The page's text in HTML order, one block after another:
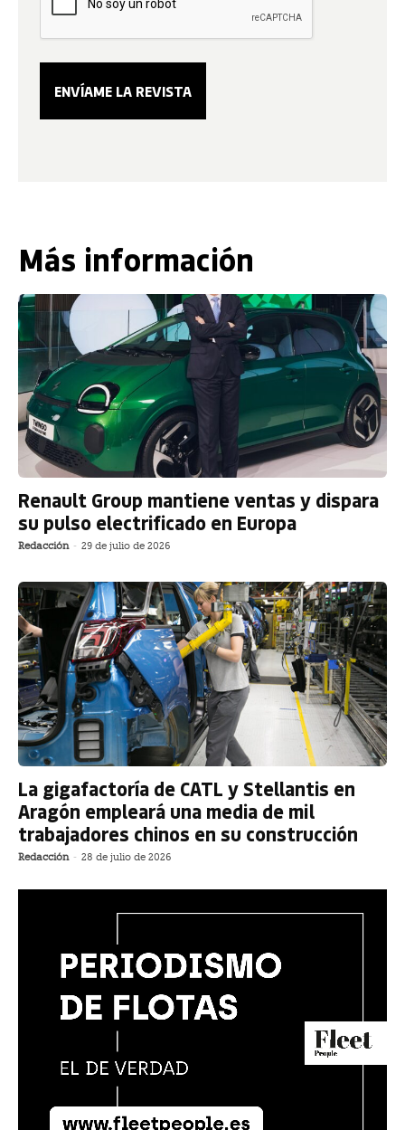
Más información
Renault Group mantiene ventas y dispara
su pulso electrificado en Europa
Redacción - 29 de julio de 2026
La gigafactoría de CATL y Stellantis en
Aragón empleará una media de mil
trabajadores chinos en su construcción
Redacción - 28 de julio de 2026